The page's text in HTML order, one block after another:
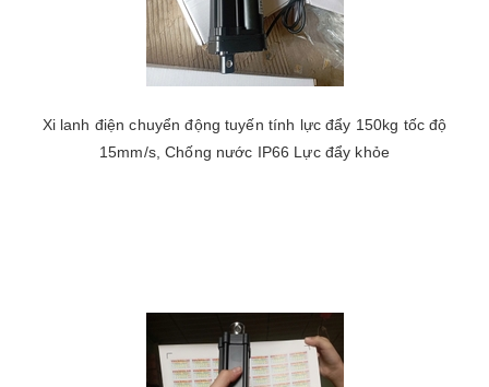
Xi lanh điện chuyển động tuyến tính lực đẩy 150kg tốc độ
15mm/s, Chống nước IP66 Lực đẩy khỏe